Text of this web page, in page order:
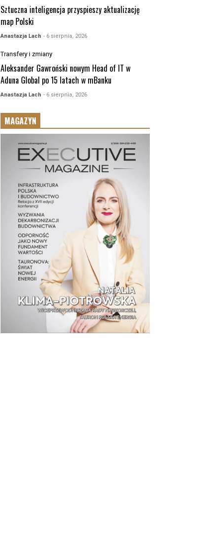
Sztuczna inteligencja przyspieszy aktualizację
map Polski
Anastazja Lach - 6 sierpnia, 2026
Transfery i zmiany
Aleksander Gawroński nowym Head of IT w
Aduna Global po 15 latach w mBanku
Anastazja Lach - 6 sierpnia, 2026
MAGAZYN